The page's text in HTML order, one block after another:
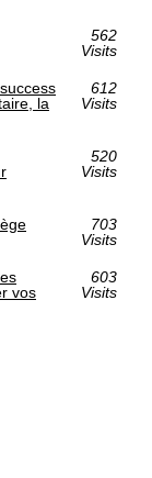
562
Visits
la
612
Visits
520
Visits
703
Visits
vos
603
Visits